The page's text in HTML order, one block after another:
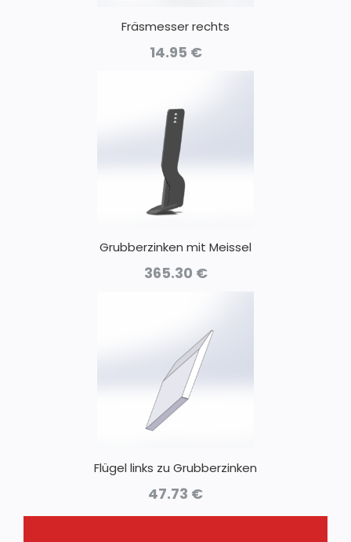
Fräsmesser rechts
14.95 €
Grubberzinken mit Meissel
365.30 €
Flügel links zu Grubberzinken
47.73 €